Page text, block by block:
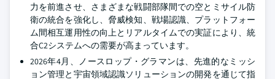
力を前進させ、さまざまな戦闘部隊間での空とミサイル防
衛の統合を強化し、脅威検知、戦場認識、プラットフォー
ム間相互運用性の向上とリアルタイムでの実証により、統
合C2システムへの需要が高まっています。
2026年4月、ノースロップ・グラマンは、先進的なミッシ
ョン管理と宇宙領域認識ソリューションの開発を通じて指